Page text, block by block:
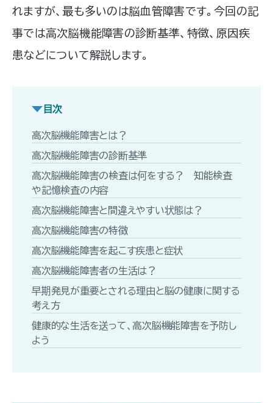
れますが、最も多いのは脳血管障害です。今回の記
事では高次脳機能障害の診断基準、特徴、原因疾
患などについて解説します。
目次
高次脳機能障害とは？
高次脳機能障害の診断基準
高次脳機能障害の検査は何をする？ 知能検査
や記憶検査の内容
高次脳機能障害と間違えやすい状態は？
高次脳機能障害の特徴
高次脳機能障害を起こす疾患と症状
高次脳機能障害者の生活は？
早期発見が重要とされる理由と脳の健康に関する
考え方
健康的な生活を送って、高次脳機能障害を予防し
よう